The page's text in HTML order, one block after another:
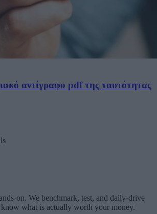
αντίγραφο pdf της ταυτότητας
on. We benchmark, test, and daily-drive
know what is actually worth your money.